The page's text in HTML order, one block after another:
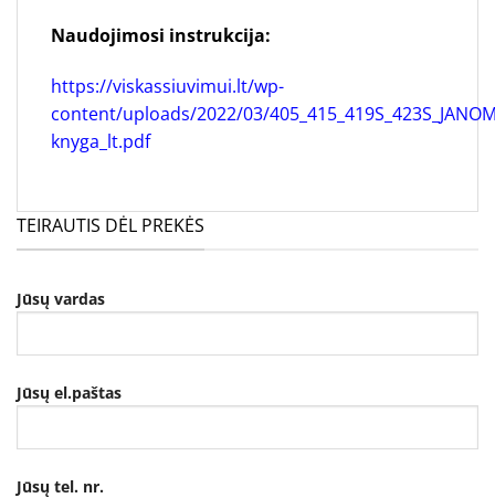
Naudojimosi instrukcija:
https://viskassiuvimui.lt/wp-
content/uploads/2022/03/
knyga_lt.pdf
TEIRAUTIS DĖL PREKĖS
Jūsų vardas
Jūsų el.paštas
Jūsų tel. nr.